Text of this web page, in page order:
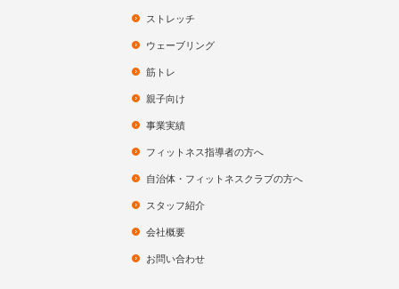
ストレッチ
ウェーブリング
筋トレ
親子向け
事業実績
フィットネス指導者の方へ
自治体・フィットネスクラブの方へ
スタッフ紹介
会社概要
お問い合わせ